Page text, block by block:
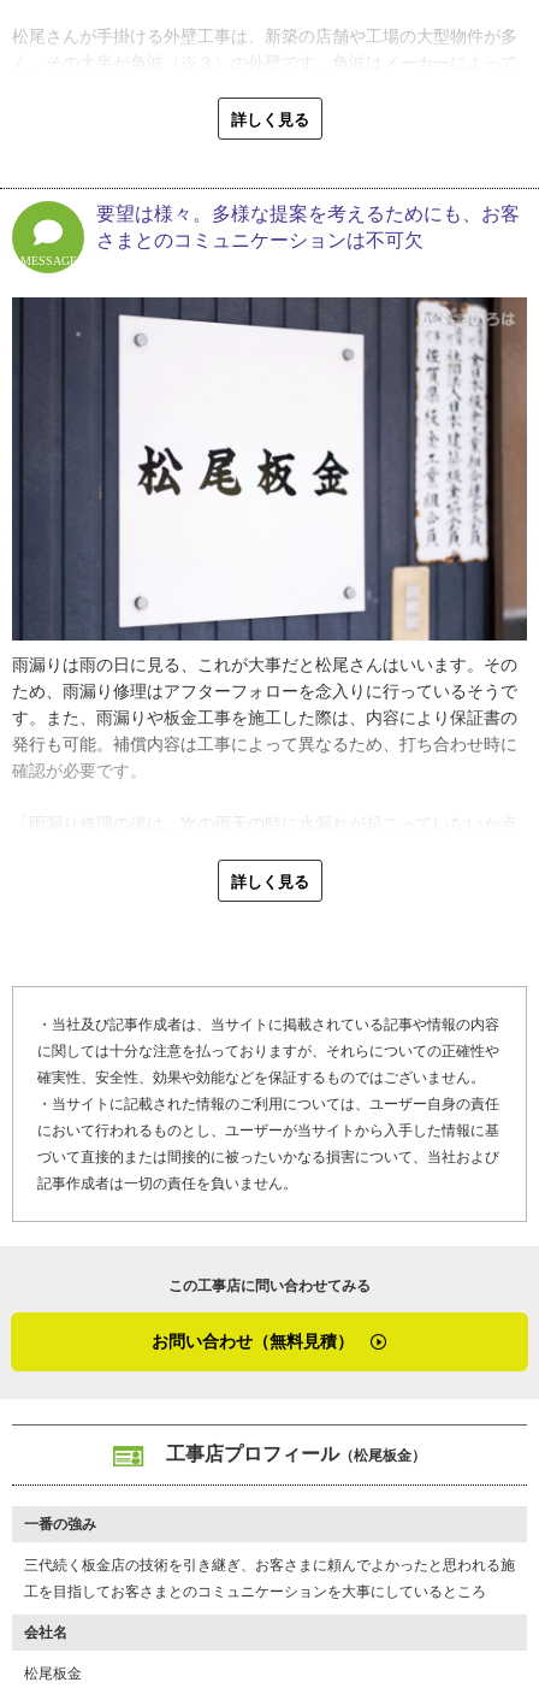
大きな案件を受注するにあたり建設業許可が必要になり、この機会
に代表の名を松尾さんに変えようという流れになったそう。松尾さ
今後は鉄骨の仕事も引き受けていきたい展望がありますが、それに
は人員確保が必須。新人育成は簡単ではなく、仕事を一通り覚えて
「家が板金屋ってことで、僕はゼロからのスタートを知らないんで
す。道具のこととか頭に入れた状態で修業を始めたので、わからな
い人の気持ちがわからなくて仕事の教え方には苦労しました。今は
まず道具や材料の名前を頭に入れてもらって、少しずつ１日１つ何
かを覚えてという気持ちでやっています」
※１ 納め方・・・異素材のつなぎ目部分の細工の仕方
松尾さんが手掛ける外壁工事は、新築の店舗や工場の大型物件が多
く、その大半が角波（※３）の外壁です。角波はメーカーによって
は段取りが命。窓にあたる部分のカットを済ませたり、設置しやす
いように材料を並べておいたり、スムーズな作業のための入念な準
「うちでやらせてもらう外壁工事は、住宅もありますが、工場や店
舗の大きな物件が多いですね。最近も縦の割り付けが１０メートル
くらいあるような建物をやりました。ジョイントをなくそうと思う
と板金が長くなるので作業が大変ですね。人力なのでその時に現場
に何人いるかではかどり具合が違うんですよ。鉄骨の仕事は自分１
人ではできないので、まわりに協力してもらってやっています。外
壁工事現場で重要なのは段取りでね。『あとは張るだけ』の状態ま
でやっておけば、その後は順番通りに進められます」
建物の雨漏りについての松尾さんの見解は、「部分的な外壁修理で
は根本的な解決にならない」ということ。雨漏りは原因が複雑だっ
たり様々な要素が重複している場合が多いため、水が漏れているだ
ろう箇所だけを修理しても、後日再び不具合が起こる可能性が高い
「お客さまのご予算の都合もあるので、どうしても部分修理をとの
要望でしたら補修をします。ただ、もう絶対漏ってほしくないとい
うのであれば、コーキング（※４）修理だけでなんとかもたせよう
とはせず、なるべく板金を張ったりとかコーキングの劣化を防ぐた
めに外側に出ないように上から平板を張ったりして工夫をします。
でも雨漏りを改善するなら僕がしてほしいのは、カバー工法等の全
面改修です。錆びるところが水の溜まりやすい場所ってことですか
外壁の雨漏り原因で多いのは、サッシ自体やサッシまわりのコーキ
ング劣化です。その場合はコーキングを打ち換えたり水切りを加え
コーキングを使います。コーキングだけだと長持ちしないので、水
切りを新しく設置して水の流れを外に促すようにひと工夫すること
もありますね」
次に、佐賀県武雄市若木町の金属系外壁工事の特性について尋ねま
した。武雄市の辺りは通年で穏やかな気候で地震や台風も少なく、
外壁工事等が施工しやすい地域だと松尾さんは感じているそうで
す。
※２ カバー工法・・・金属屋根の重ね張りをする屋根のリフォー
※３ 角波・・・鋼板に角型の凹凸加工をしたもの
詳しく見る
MESSAGE
要望は様々。多様な提案を考えるためにも、お客
さまとのコミュニケーションは不可欠
雨漏りは雨の日に見る、これが大事だと松尾さんはいいます。その
ため、雨漏り修理はアフターフォローを念入りに行っているそうで
す。また、雨漏りや板金工事を施工した際は、内容により保証書の
発行も可能。補償内容は工事によって異なるため、打ち合わせ時に
確認が必要です。
「雨漏り修理の後は、次の雨天の時に水漏れが起こっていないか点
原因を突き止めやすく確実な修理に繋がるんです。自分の目で見て
しっかり確認したいので、天井裏まで見せてもらうこともありま
最後に「かべいろは」をご覧になっている、雨漏りや金属系外壁
リフォーム・外壁修理を検討しているお客さまへメッセージです。
「仕事は人任せではなく、自分で見て自分で作業をしています。お
客さまの納得いく仕事を納めるために、コミュニケーションを取っ
て色んな提案をしたいんです。リフォームの場合は外壁状態に合わ
せたたくさんの提案ができるので、何でも相談してくださいね」
人見知りなんですよと笑っていた松尾さんですが、取材中はとても
をお願いした際は照れが見え隠れしていたものの、仕事自体の話は
詳しく見る
・当社及び記事作成者は、当サイトに掲載されている記事や情報の内容
に関しては十分な注意を払っておりますが、それらについての正確性や
確実性、安全性、効果や効能などを保証するものではございません。
・当サイトに記載された情報のご利用については、ユーザー自身の責任
において行われるものとし、ユーザーが当サイトから入手した情報に基
づいて直接的または間接的に被ったいかなる損害について、当社および
記事作成者は一切の責任を負いません。
この工事店に問い合わせてみる
お問い合わせ（無料見積）
工事店プロフィール（松尾板金）
一番の強み
三代続く板金店の技術を引き継ぎ、お客さまに頼んでよかったと思われる施
工を目指してお客さまとのコミュニケーションを大事にしているところ
会社名
松尾板金